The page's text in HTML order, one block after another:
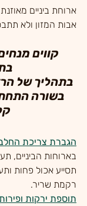
ארוחת ביניים
אבות המזון ולא
קווים
בתהליך של
בשורה
הגברת צריכת
בארוחות הביניים,
תסייע אכול פחות
רקמת שריר.
תוספת ירקות